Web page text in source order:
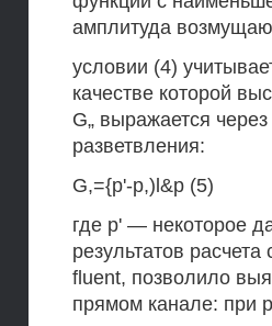
амплитуда
условии (4)
качестве которой
G„ выражается
разветвления:
G,={p'-p,)l&p (5)
где р' — некоторое
результатов
fluent, позволило
прямом канале: при